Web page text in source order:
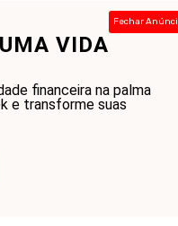
VIDA
financeira na palma
e transforme suas
Fechar